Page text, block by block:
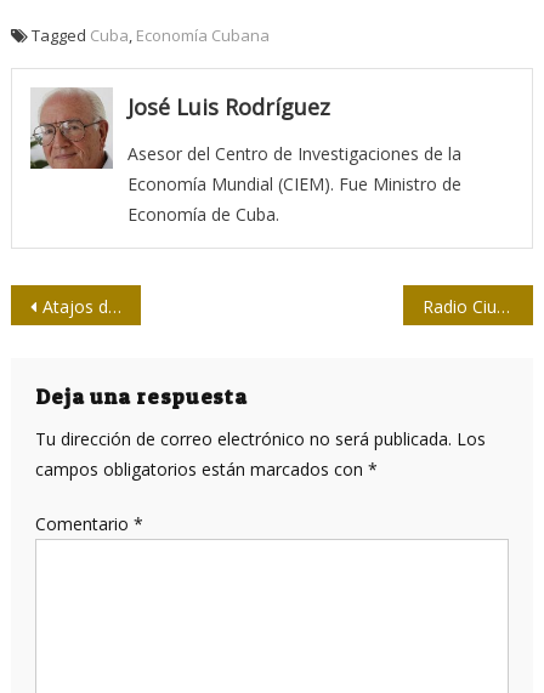
Tagged Cuba Economía Cubana
José Luis Rodríguez
Asesor del Centro de Investigaciones de la
Economía Mundial (CIEM). Fue Ministro de
Economía de Cuba.
Navegación
entradas
Atajos de la memoria colectiva Radio Ciudad del Mar de Cienfuegos: la señora de la brisa en tu dial
Deja una respuesta
Tu dirección de correo electrónico no será publicada. Los
campos obligatorios están marcados con *
Comentario *